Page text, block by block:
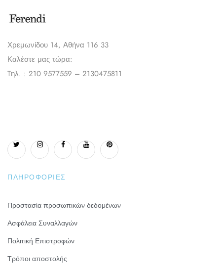
Χρεμωνίδου 14, Αθήνα 116 33
Καλέστε μας τώρα:
Tηλ. : 210 9577559 – 2130475811
ΠΛΗΡΟΦΟΡΊΕΣ
Προστασία προσωπικών δεδομένων
Ασφάλεια Συναλλαγών
Πολιτική Επιστροφών
Τρόποι αποστολής